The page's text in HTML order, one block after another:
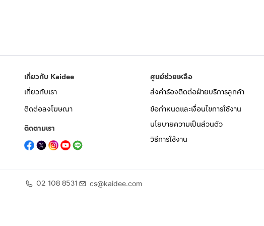
เกี่ยวกับ Kaidee
เกี่ยวกับเรา
ติดต่อลงโฆษณา
ติดตามเรา
ศูนย์ช่วยเหลือ
ส่งคำร้องติดต่อฝ่ายบริการลูกค้า
ข้อกำหนดและเงื่อนไขการใช้งาน
นโยบายความเป็นส่วนตัว
วิธีการใช้งาน
02 108 8531 cs@kaidee.com